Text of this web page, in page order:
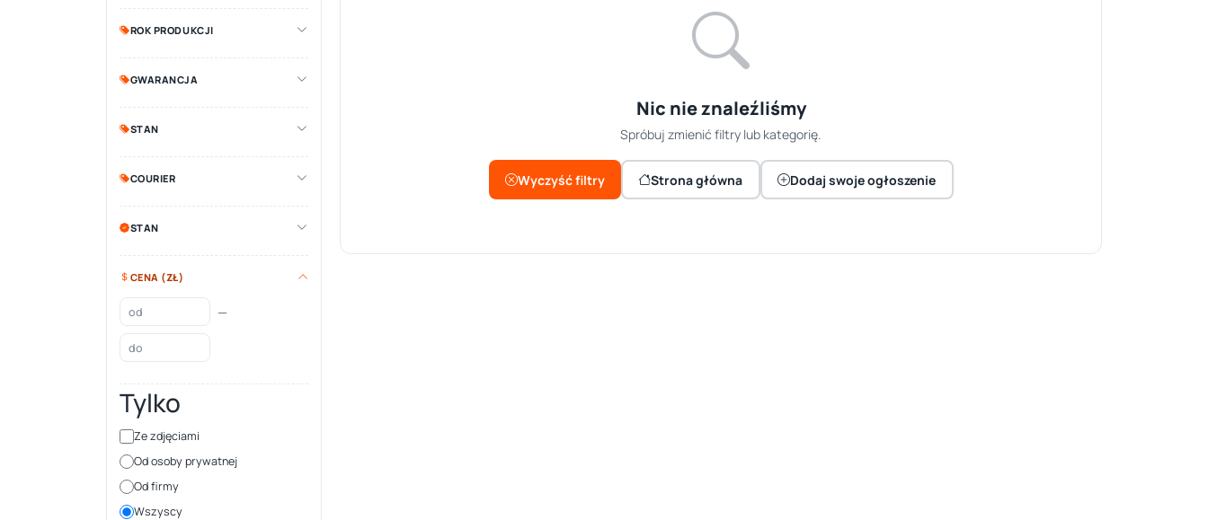
ROK PRODUKCJI
GWARANCJA
STAN
COURIER
STAN
CENA (ZŁ)
—
Tylko
Ze zdjęciami
Od osoby prywatnej
Od firmy
Wszyscy
Nic nie znaleźliśmy
Spróbuj zmienić filtry lub kategorię.
Wyczyść filtry Strona główna Dodaj swoje ogłoszenie